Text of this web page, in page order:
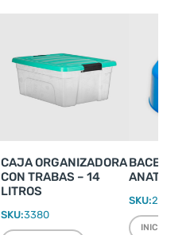
CAJA ORGANIZADORA
CON TRABAS – 14
LITROS
SKU:3380
BACENILLA
SKU:2248
INICIÁ